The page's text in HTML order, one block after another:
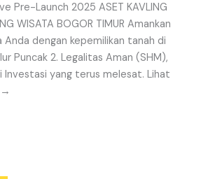
Pre-Launch 2025 ASET KAVLING
WISATA BOGOR TIMUR Amankan
Anda dengan kepemilikan tanah di
Puncak 2. Legalitas Aman (SHM),
Investasi yang terus melesat. Lihat
→